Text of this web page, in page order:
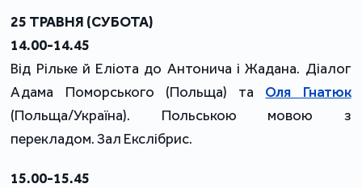
25 ТРАВНЯ (СУБОТА)
14.00-14.45
Від Рільке й Еліота до Антонича і Жадана. Діалог
Адама Поморського (Польща) та Оля Гнатюк
(Польща/Україна). Польською мовою з
перекладом. Зал Екслібрис.
15.00-15.45